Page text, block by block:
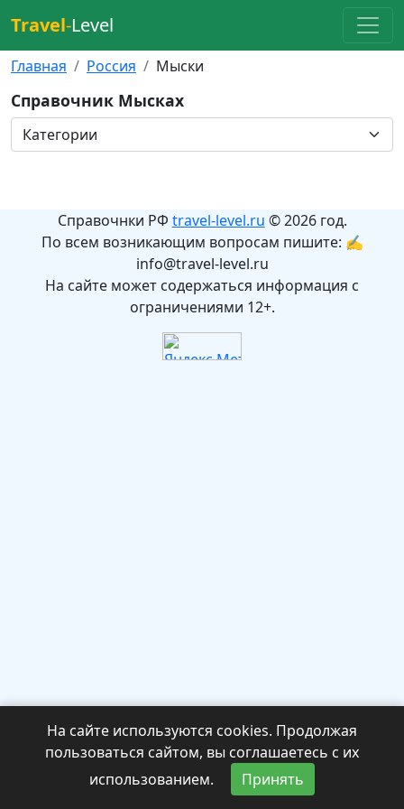
Travel-Level
Главная Россия Мыски
Справочник Мысках
Справочнки РФ travel-level.ru © 2026 год.
По всем возникающим вопросам пишите: ✍
info@travel-level.ru
На сайте может содержаться информация с
ограничениями 12+.
На сайте используются cookies. Продолжая
пользоваться сайтом, вы соглашаетесь с их
использованием.
Принять